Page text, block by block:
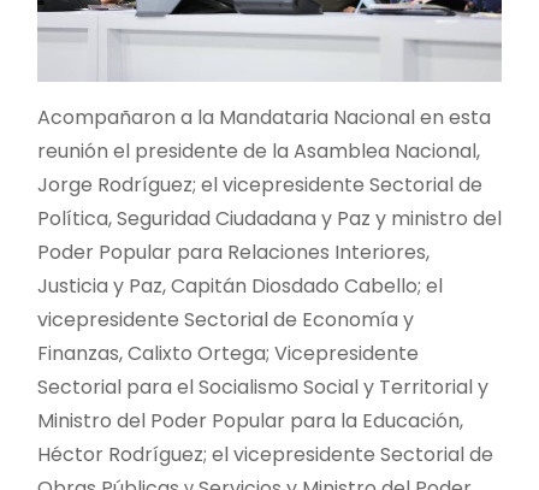
Acompañaron a la Mandataria Nacional en esta
reunión el presidente de la Asamblea Nacional,
Jorge Rodríguez; el vicepresidente Sectorial de
Política, Seguridad Ciudadana y Paz y ministro del
Poder Popular para Relaciones Interiores,
Justicia y Paz, Capitán Diosdado Cabello; el
vicepresidente Sectorial de Economía y
Finanzas, Calixto Ortega; Vicepresidente
Sectorial para el Socialismo Social y Territorial y
Ministro del Poder Popular para la Educación,
Héctor Rodríguez; el vicepresidente Sectorial de